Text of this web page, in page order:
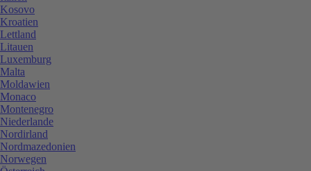
Kosovo
Kroatien
Lettland
Litauen
Luxemburg
Malta
Moldawien
Monaco
Montenegro
Niederlande
Nordirland
Nordmazedonien
Norwegen